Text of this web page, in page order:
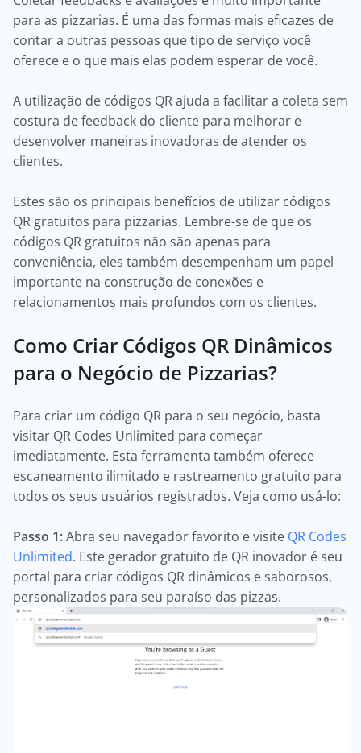
para as pizzarias. É uma das formas mais eficazes de
contar a outras pessoas que tipo de serviço você
oferece e o que mais elas podem esperar de você.
A utilização de códigos QR ajuda a facilitar a coleta sem
costura de feedback do cliente para melhorar e
desenvolver maneiras inovadoras de atender os
clientes.
Estes são os principais benefícios de utilizar códigos
QR gratuitos para pizzarias. Lembre-se de que os
códigos QR gratuitos não são apenas para
conveniência, eles também desempenham um papel
importante na construção de conexões e
relacionamentos mais profundos com os clientes.
Como Criar Códigos QR Dinâmicos
para o Negócio de Pizzarias?
Para criar um código QR para o seu negócio, basta
visitar QR Codes Unlimited para começar
imediatamente. Esta ferramenta também oferece
escaneamento ilimitado e rastreamento gratuito para
todos os seus usuários registrados. Veja como usá-lo:
Passo 1:Abra seu navegador favorito e visite QR Codes
Unlimited. Este gerador gratuito de QR inovador é seu
portal para criar códigos QR dinâmicos e saborosos,
personalizados para seu paraíso das pizzas.